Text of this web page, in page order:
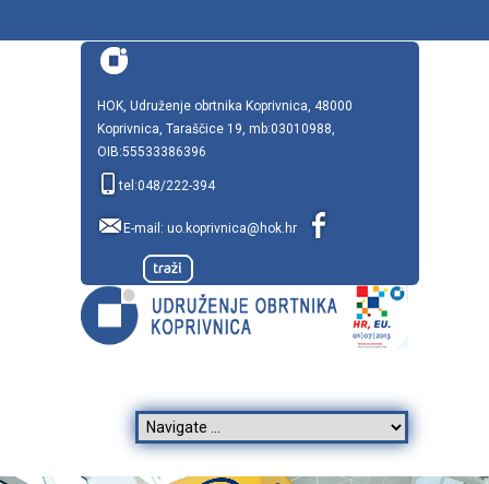
HOK, Udruženje obrtnika Koprivnica, 48000
Koprivnica, Taraščice 19, mb:03010988,
OIB:55533386396
tel:048/222-394
E-mail: uo.koprivnica@hok.hr